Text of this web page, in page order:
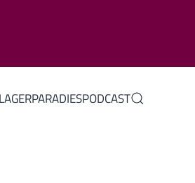
PODCAST